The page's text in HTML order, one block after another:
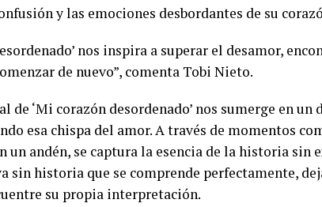
y las emociones desbordantes de su
nos inspira a superar el desamor,
de nuevo”, comenta Tobi Nieto.
de ‘Mi corazón desordenado’ nos sumerge en
esa chispa del amor. A través de momentos
un andén, se captura la esencia de la historia
sin historia que se comprende perfectamente,
su propia interpretación.